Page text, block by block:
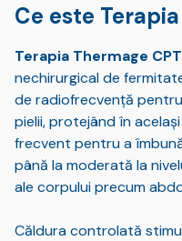
Ce este
Terapia Thermage CPT
nechirurgical de
de radiofrecvență
pielii, protejând în
frecvent pentru a
până la moderată la
ale corpului precum
Căldura controlată